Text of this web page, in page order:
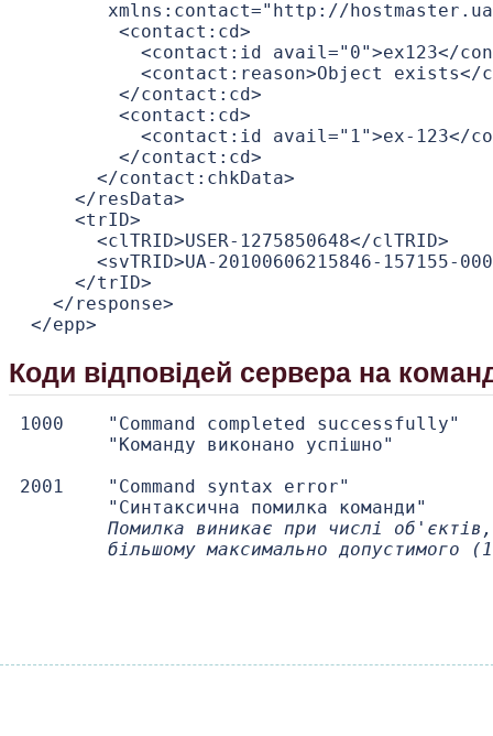
xmlns:contact="http://
         <contact:cd>
<contact:id avail="0">ex123</
<contact:reason>Object exists</
         </contact:cd>
         <contact:cd>
<contact:id avail="1">ex-123</
         </contact:cd>
       </contact:chkData>
     </resData>
     <trID>
       <clTRID>USER-1275850648</clTRID>
<svTRID>UA-20100606215846-157155-
     </trID>
   </response>
Коди відповідей сервера на
1000    "Command completed successfully"
        "Команду виконано успішно"
2001    "Command syntax error"
        "Синтаксична помилка команди"
Помилка виникає при числі
більшому максимально допустимого